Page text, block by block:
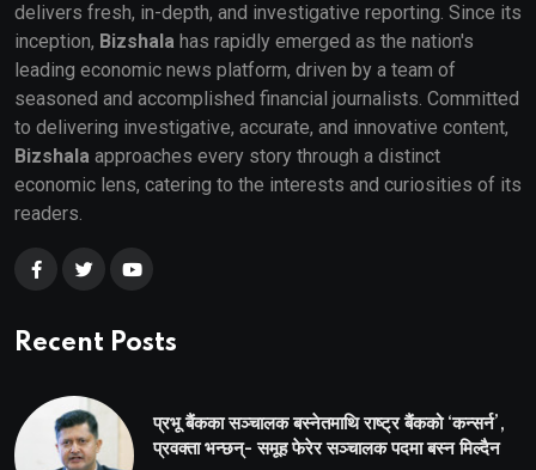
delivers fresh, in-depth, and investigative reporting. Since its
inception, Bizshala has rapidly emerged as the nation's
leading economic news platform, driven by a team of
seasoned and accomplished financial journalists. Committed
to delivering investigative, accurate, and innovative content,
Bizshala approaches every story through a distinct
economic lens, catering to the interests and curiosities of its
readers.
Recent Posts
प्रभू बैंकका सञ्चालक बस्नेतमाथि राष्ट्र बैंकको ‘कन्सर्न’,
प्रवक्ता भन्छन्- समूह फेरेर सञ्चालक पदमा बस्न मिल्दैन